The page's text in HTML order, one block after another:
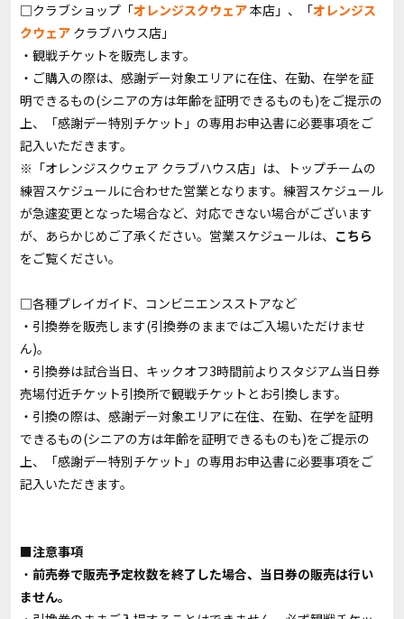
□クラブショップ「オレンジスクウェア本店」、「オレンジス
クウェア クラブハウス店」
・観戦チケットを販売します。
・ご購入の際は、感謝デー対象エリアに在住、在勤、在学を証
明できるもの(シニアの方は年齢を証明できるものも)をご提示の
上、「感謝デー特別チケット」の専用お申込書に必要事項をご
記入いただきます。
※「オレンジスクウェア クラブハウス店」は、トップチームの
練習スケジュールに合わせた営業となります。練習スケジュール
が急遽変更となった場合など、対応できない場合がございます
が、あらかじめご了承ください。営業スケジュールは、 こちら
をご覧ください。
□各種プレイガイド、コンビニエンスストアなど
・引換券を販売します(引換券のままではご入場いただけませ
ん)。
・引換券は試合当日、キックオフ3時間前よりスタジアム当日券
売場付近チケット引換所で観戦チケットとお引換します。
・引換の際は、感謝デー対象エリアに在住、在勤、在学を証明
できるもの(シニアの方は年齢を証明できるものも)をご提示の
上、「感謝デー特別チケット」の専用お申込書に必要事項をご
記入いただきます。
■注意事項
・ 前売券で販売予定枚数を終了した場合、当日券の販売は行い
ません。